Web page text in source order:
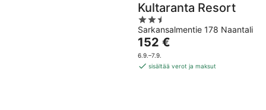
Kultaranta Resort
2.5
out
of
5
Sarkansalmentie 178 Naantali
Hinta
on
152 €
152 €
6.9.–7.9.
sisältää verot ja maksut